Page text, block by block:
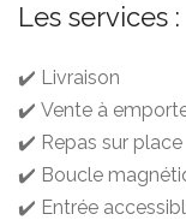
Les services :
✔️ Livraison
✔️ Vente à
✔️ Repas sur place
✔️ Boucle
✔️ Entrée